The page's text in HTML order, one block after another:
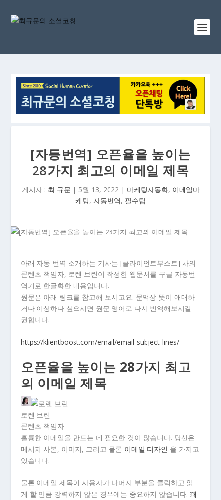
[자동번역] 오픈율을 높이는
28가지 최고의 이메일 제목
게시자 : 최 규문 | 5월 13, 2022| 마케팅자동화, 이메일마
케팅, 자동번역, 필수팁
아래 자동 번역 소개하는 기사는 [클라이언트부스트] 사의
콘텐츠 책임자, 로렌 브린이 작성한 웹문서를 구글 자동번
역기로 한글화한 내용입니다.
원문은 아래 링크를 참고해 보시고요. 문맥상 뜻이 애매하
거나 이상하다 싶으시면 원문 영어로 다시 번역해보시길
권합니다.
https://klientboost.com/email/email-subject-lines/
오픈율을 높이는 28가지 최고
의 이메일 제목
로렌 브린
콘텐츠 책임자
훌륭한 이메일을 만드는 데 필요한 것이 많습니다. 당신은
메시지 사본, 이미지, 그리고 물론 이메일 디자인 을 가지고
있습니다.
물론 이메일 제목이 사용자가 나머지 부분을 클릭하고 읽
게 할 만큼 강력하지 않은 경우에는 중요하지 않습니다.꽤